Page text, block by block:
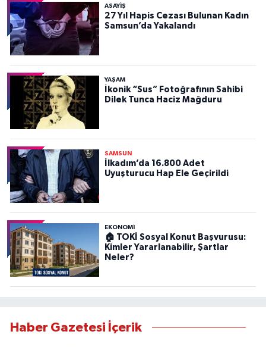
ASAYIŞ
27 Yıl Hapis Cezası Bulunan Kadın
Samsun’da Yakalandı
YAŞAM
İkonik “Sus” Fotoğrafının Sahibi
Dilek Tunca Haciz Mağduru
SAMSUN
İlkadım’da 16.800 Adet
Uyuşturucu Hap Ele Geçirildi
EKONOMİ
🏠 TOKİ Sosyal Konut Başvurusu:
Kimler Yararlanabilir, Şartlar
Neler?
Haber Gazetesi İçerik